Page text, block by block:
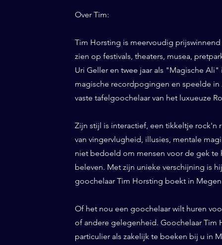
Over Tim:
Tim Horsting is meervoudig
zien op festivals, theaters, musea,
Uri Geller en twee jaar als "Magische
magische recordpogingen en speelde in
vaste tafelgoochelaar van het luxueuze
Zijn stijl is interactief, een tikkeltje rock'n
van vingervlugheid, illusies, mentale
niet bedoeld om mensen voor de gek te
beleven. Met zijn unieke verschijning is
goochelaar Tim Horsting boekt in
Of het nou een goochelaar wilt huren
of andere gelegenheid. Goochelaar Tim
particulier als zakelijk te boeken bij u in